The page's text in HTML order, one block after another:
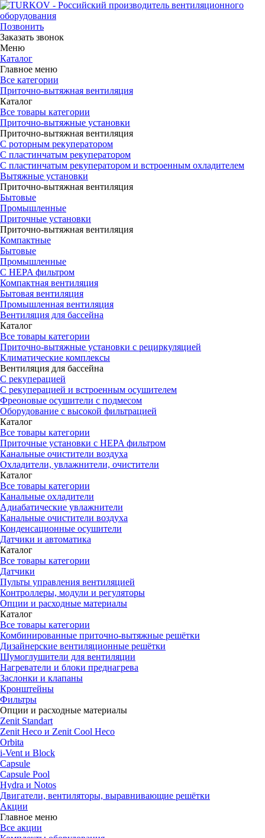
Позвонить
Заказать звонок
Меню
Каталог
Главное меню
Все категории
Приточно-вытяжная вентиляция
Каталог
Все товары категории
Приточно-вытяжные установки
Приточно-вытяжная вентиляция
С роторным рекуператором
С пластинчатым рекуператором
С пластинчатым рекуператором и встроенным охладителем
Вытяжные установки
Приточно-вытяжная вентиляция
Бытовые
Промышленные
Приточные установки
Приточно-вытяжная вентиляция
Компактные
Бытовые
Промышленные
С HEPA фильтром
Компактная вентиляция
Бытовая вентиляция
Промышленная вентиляция
Вентиляция для бассейна
Каталог
Все товары категории
Приточно-вытяжные установки с рециркуляцией
Климатические комплексы
Вентиляция для бассейна
С рекуперацией
С рекуперацией и встроенным осушителем
Фреоновые осушители с подмесом
Оборудование с высокой фильтрацией
Каталог
Все товары категории
Приточные установки c HEPA фильтром
Канальные очистители воздуха
Охладители, увлажнители, очистители
Каталог
Все товары категории
Канальные охладители
Адиабатические увлажнители
Канальные очистители воздуха
Конденсационные осушители
Датчики и автоматика
Каталог
Все товары категории
Датчики
Пульты управления вентиляцией
Контроллеры, модули и регуляторы
Опции и расходные материалы
Каталог
Все товары категории
Комбинированные приточно-вытяжные решётки
Дизайнерские вентиляционные решётки
Шумоглушители для вентиляции
Нагреватели и блоки преднагрева
Заслонки и клапаны
Кронштейны
Фильтры
Опции и расходные материалы
Zenit Standart
Zenit Heco и Zenit Cool Heco
Orbita
i-Vent и Block
Capsule
Capsule Pool
Hydra и Notos
Двигатели, вентиляторы, выравнивающие решётки
Акции
Главное меню
Все акции